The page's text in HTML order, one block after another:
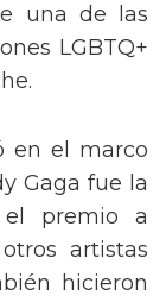
una de las
LGBTQ+
en el marco
Gaga fue la
el premio a
artistas
hicieron